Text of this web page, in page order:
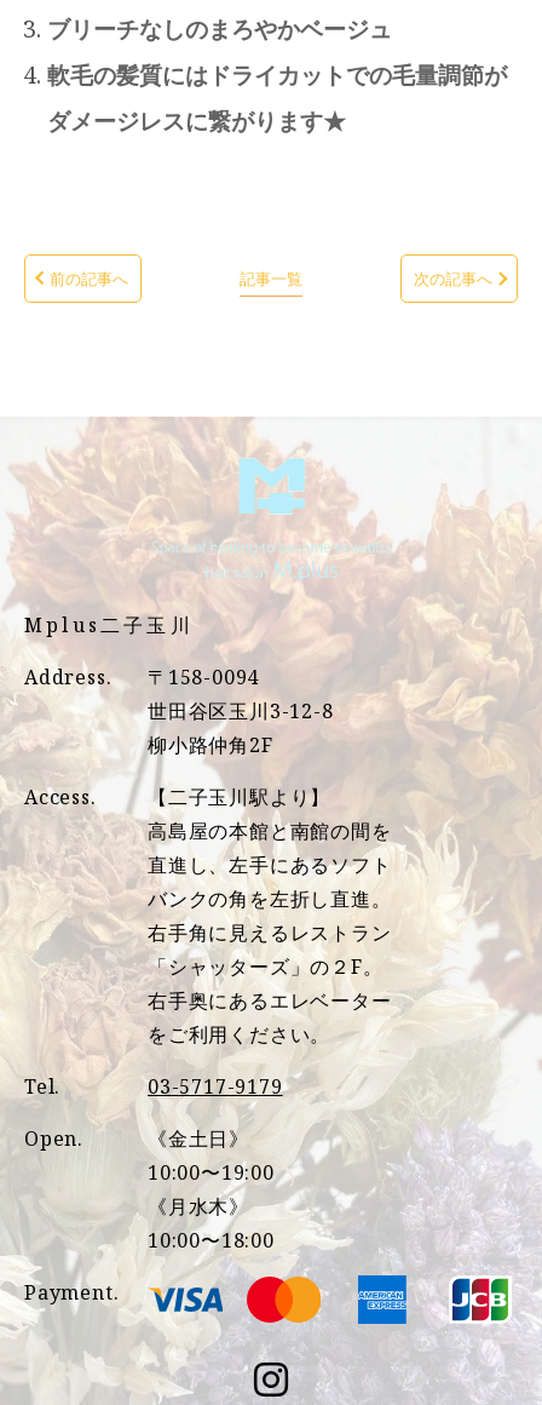
ブリーチなしのまろやかベージュ
軟毛の髪質にはドライカットでの毛量調節が
ダメージレスに繋がります★
前の記事へ 記事一覧 次の記事へ
Mplus二子玉川
Address.
〒158-0094
世田谷区玉川3-12-8
柳小路仲角2F
Access.
【二子玉川駅より】
高島屋の本館と南館の間を
直進し、左手にあるソフト
バンクの角を左折し直進。
右手角に見えるレストラン
「シャッターズ」の２F。
右手奥にあるエレベーター
をご利用ください。
Tel.
03-5717-9179
Open.
《金土日》
10:00〜19:00
《月水木》
10:00〜18:00
Payment.